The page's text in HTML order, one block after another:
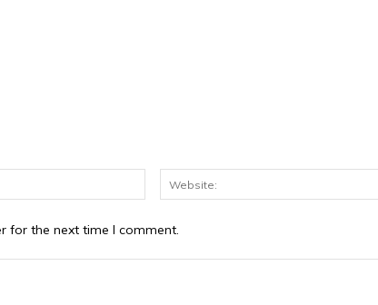
for the next time I comment.